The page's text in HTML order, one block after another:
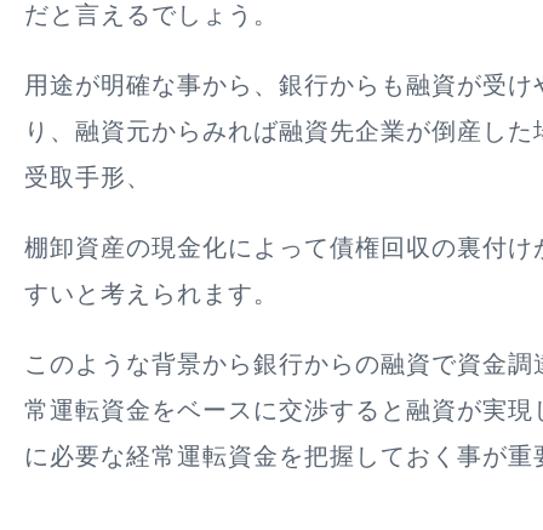
だと言えるでしょう。
用途が明確な事から、銀行からも融資が受け
り、融資元からみれば融資先企業が倒産し
受取手形、
棚卸資産の現金化によって債権回収の裏付け
すいと考えられます。
このような背景から銀行からの融資で資金
常運転資金をベースに交渉すると融資が実現
に必要な経常運転資金を把握しておく事が重